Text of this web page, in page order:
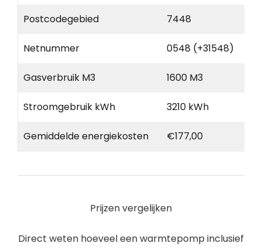
Postcodegebied 7448
Netnummer 0548 (+31548)
Gasverbruik M3 1600 M3
Stroomgebruik kWh 3210 kWh
Gemiddelde energiekosten €177,00
Prijzen vergelijken
Direct weten hoeveel een warmtepomp inclusief